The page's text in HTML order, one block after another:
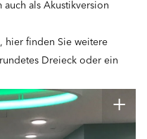
auch als Akustikversion
, hier finden Sie weitere
Dreieck oder ein